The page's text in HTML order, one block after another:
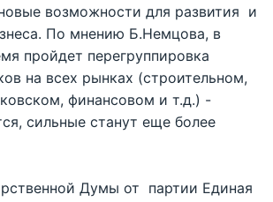
возможности для развития и
По мнению Б.Немцова, в
пройдет перегруппировка
на всех рынках (строительном,
финансовом и т.д.) -
сильные станут еще более
Думы от партии Единая